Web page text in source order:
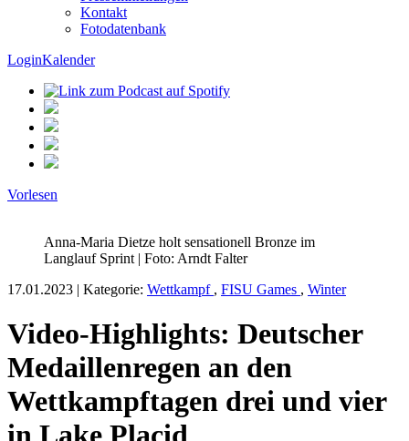
Kontakt
Fotodatenbank
LoginKalender
Vorlesen
Anna-Maria Dietze holt sensationell Bronze im
Langlauf Sprint | Foto: Arndt Falter
17.01.2023 | Kategorie: Wettkampf , FISU Games , Winter
Video-Highlights: Deutscher
Medaillenregen an den
Wettkampftagen drei und vier